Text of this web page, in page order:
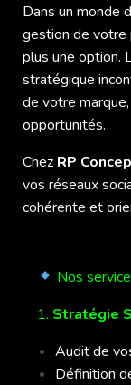
Dans un monde
gestion de votre
plus une option.
stratégique
de votre
opportunités.
Chez RP
vos réseaux
cohérente et
Nos
1. Stratégie
Audit de
Définition